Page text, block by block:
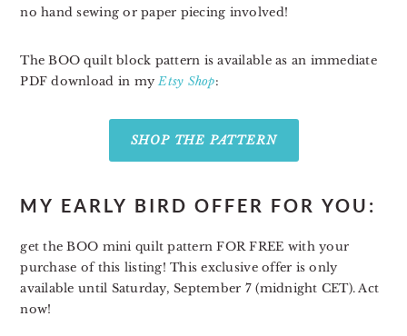
no hand sewing or paper piecing involved!
The BOO quilt block pattern is available as an immediate
PDF download in myEtsy Shop:
SHOP THE PATTERN
MY EARLY BIRD OFFER FOR YOU:
get the BOO mini quilt pattern FOR FREE with your
purchase of this listing! This exclusive offer is only
available until Saturday, September 7 (midnight CET). Act
now!